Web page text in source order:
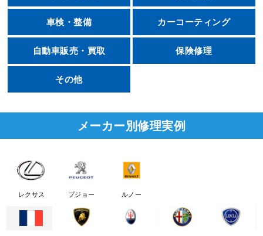
車検・整備 カーコーティング
自動車販売・買取 保険修理
その他
メーカー別修理実例
レクサス プジョー ルノー